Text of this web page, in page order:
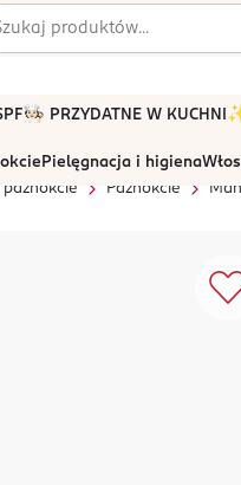
🧑🏻‍🍳 PRZYDATNE W KUCHNI
Pielęgnacja i higiena
paznokcie Paznokcie